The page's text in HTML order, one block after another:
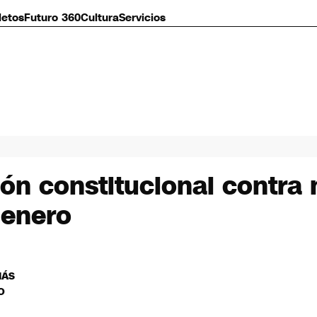
Futuro 360CulturaServicios
constitucional contra